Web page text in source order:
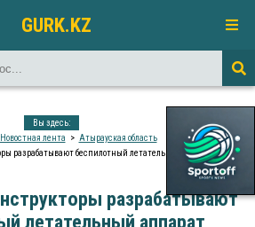
GURK.KZ
Вы здесь:
Новостная лента
Атырауская область
разрабатывают беспилотный летательный аппарат
разрабатывают
летательный аппарат